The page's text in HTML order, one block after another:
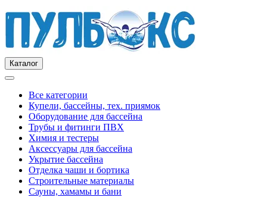
Каталог
Все категории
Купели, бассейны, тех. приямок
Оборудование для бассейна
Трубы и фитинги ПВХ
Химия и тестеры
Аксессуары для бассейна
Укрытие бассейна
Отделка чаши и бортика
Строительные материалы
Сауны, хамамы и бани